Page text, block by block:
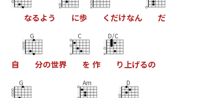
なるよう に歩 く だけなん だ
自
G
分の世界
C
を 作
D/C
り上げるの
G Am D